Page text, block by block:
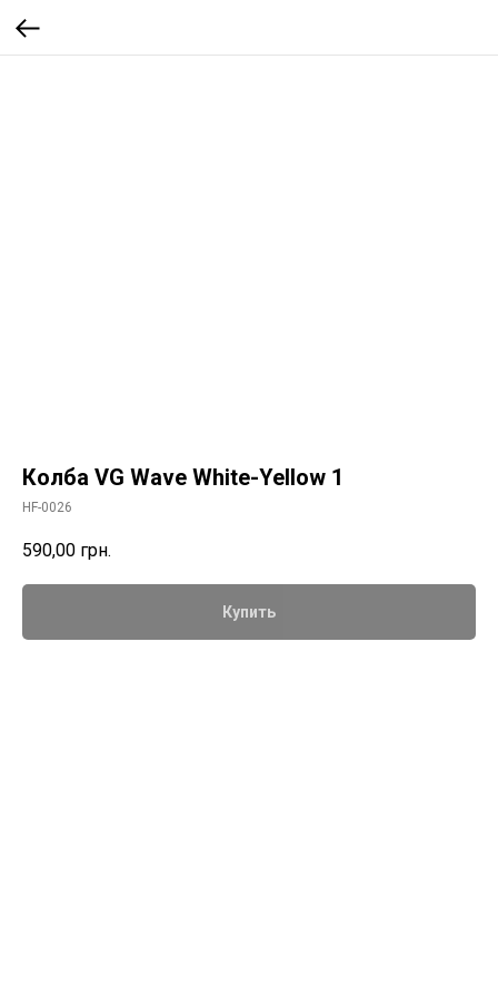
Колба VG Wave White-Yellow 1
HF-0026
590,00 грн.
Купить